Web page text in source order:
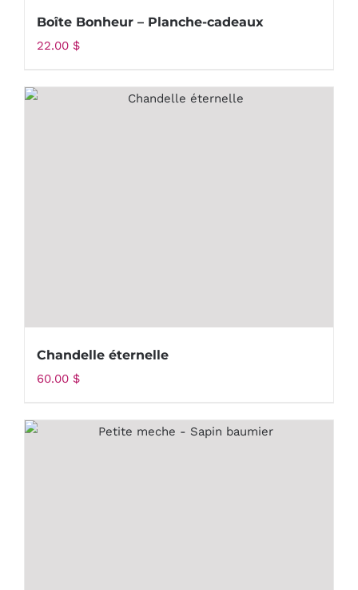
Boîte Bonheur – Planche-cadeaux
22.00 $
Chandelle éternelle
60.00 $